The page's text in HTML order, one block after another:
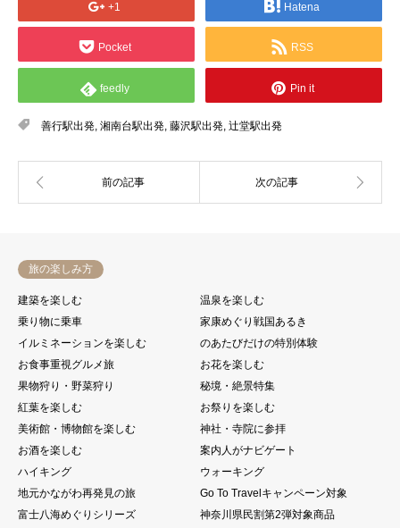
+1 Hatena
Pocket RSS
feedly Pin it
善行駅出発, 湘南台駅出発, 藤沢駅出発, 辻堂駅出発
旅の楽しみ方
建築を楽しむ
温泉を楽しむ
乗り物に乗車
家康めぐり戦国あるき
イルミネーションを楽しむ
のあたびだけの特別体験
お食事重視グルメ旅
お花を楽しむ
果物狩り・野菜狩り
秘境・絶景特集
紅葉を楽しむ
お祭りを楽しむ
美術館・博物館を楽しむ
神社・寺院に参拝
お酒を楽しむ
案内人がナビゲート
ハイキング
ウォーキング
地元かながわ再発見の旅
Go To Travelキャンペーン対象
富士八海めぐりシリーズ
神奈川県民割第2弾対象商品